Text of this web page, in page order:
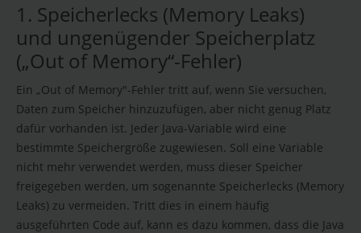
1. Speicherlecks (Memory Leaks)
und ungenügender Speicherplatz
(„Out of Memory“-Fehler)
Ein „Out of Memory"-Fehler tritt auf, wenn Sie versuchen,
Daten zum Speicher hinzuzufügen, aber nicht genug Platz
dafür vorhanden ist. Jeder Java-Variable wird eine
bestimmte Speichergröße zugewiesen. Soll eine Variable
nicht mehr verwendet werden, muss dieser Speicher
freigegeben werden, um sogenannte Speicherlecks (Memory
Leaks) zu vermeiden. Tritt dies in einem häufig
ausgeführten Code auf, kann es dazu kommen, dass die Java